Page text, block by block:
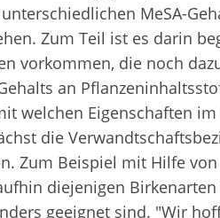
MeSA-
Zum Teil ist es darin
vorkommen, die noch
an
welchen Eigenschaften
die
Zum Beispiel mit Hilfe
diejenigen
geeignet sind. "Wir